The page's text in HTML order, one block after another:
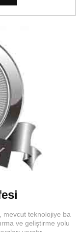
mevcut teknolojiye ba
ve geliştirme yolu